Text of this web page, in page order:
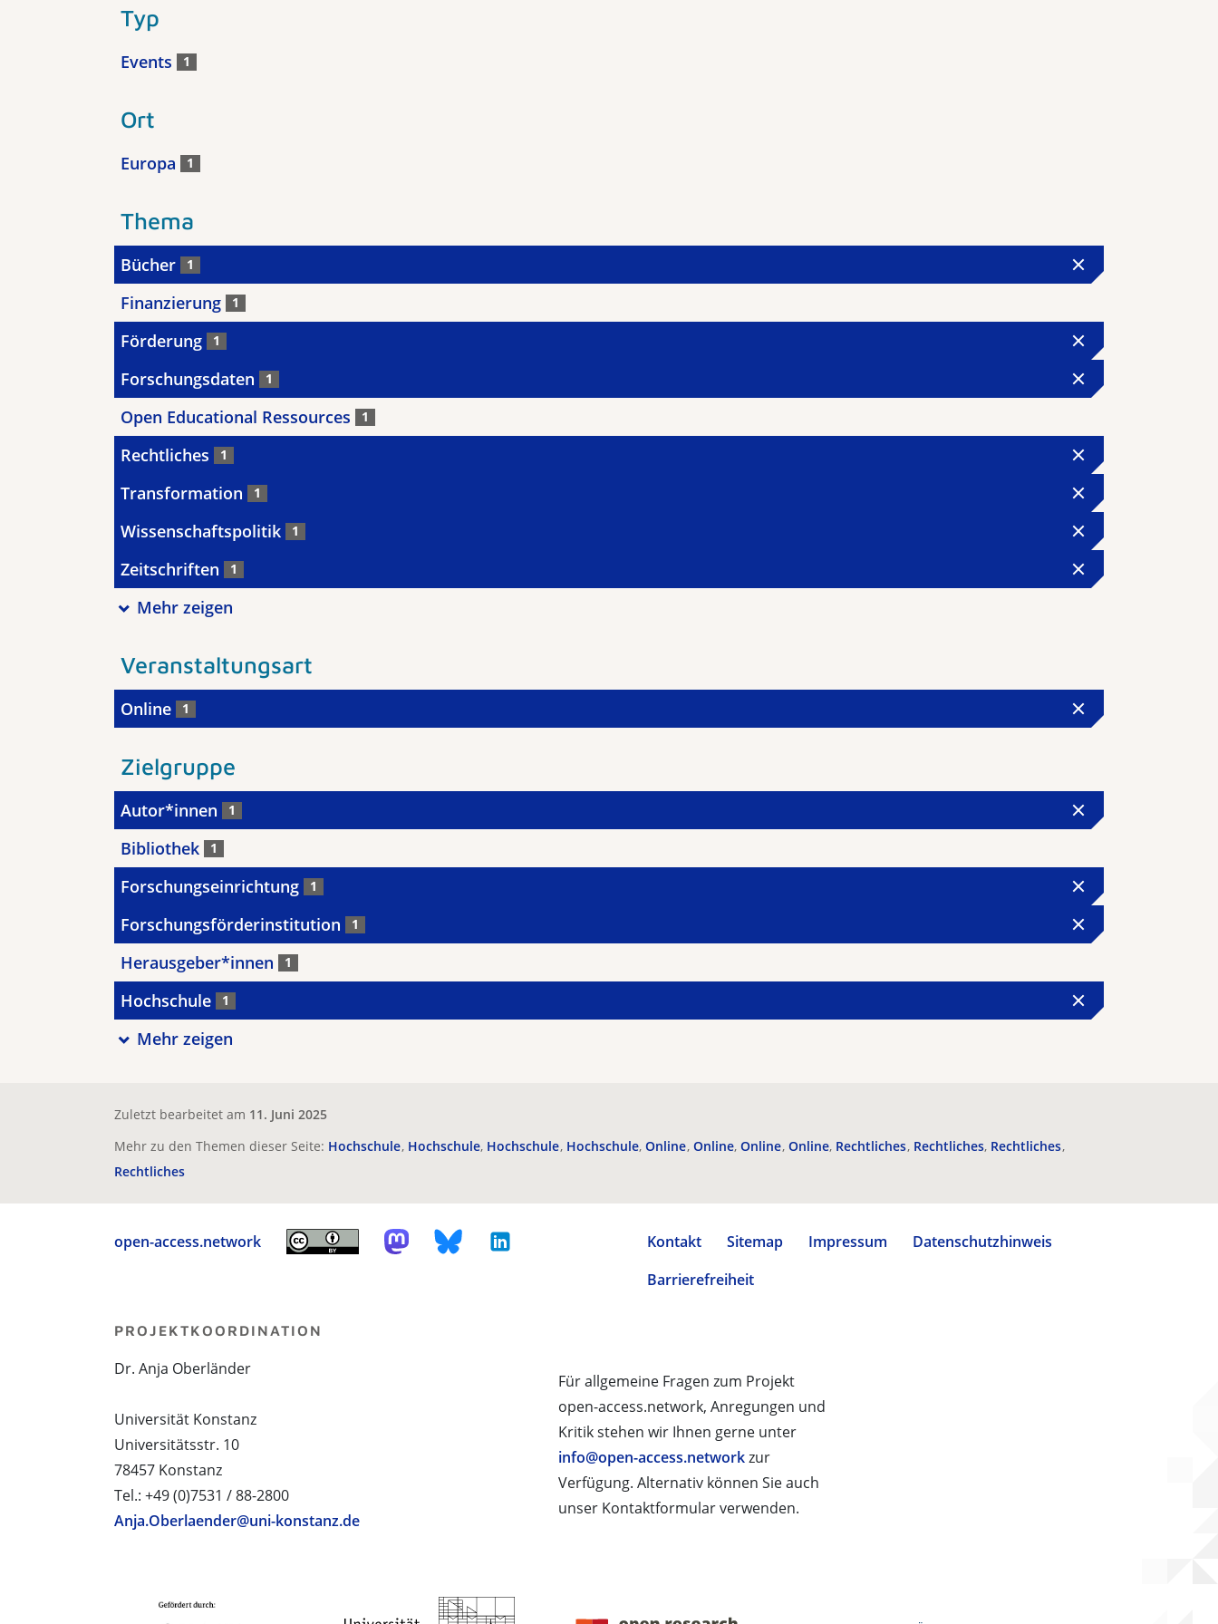
Typ
Events 1
Ort
Europa 1
Thema
Bücher 1
Finanzierung 1
Förderung 1
Forschungsdaten 1
Open Educational Ressources 1
Rechtliches 1
Transformation 1
Wissenschaftspolitik 1
Zeitschriften 1
Mehr zeigen
Veranstaltungsart
Online 1
Zielgruppe
Autor*innen 1
Bibliothek 1
Forschungseinrichtung 1
Forschungsförderinstitution 1
Herausgeber*innen 1
Hochschule 1
Mehr zeigen
Zuletzt bearbeitet am 11. Juni 2025
Mehr zu den Themen dieser Seite: Hochschule Hochschule Hochschule Hochschule Online Online Online Online Rechtliches Rechtliches Rechtliches
Rechtliches
open-access.network Kontakt Sitemap Impressum
Datenschutzhinweis
Barrierefreiheit
Für allgemeine Fragen zum Projekt
open-access.network, Anregungen und
Kritik stehen wir Ihnen gerne unter
info@open-access.networkzur
Verfügung. Alternativ können Sie auch
unser Kontaktformular verwenden.
PROJEKTKOORDINATION
Dr. Anja Oberländer
Universität Konstanz
Universitätsstr. 10
78457 Konstanz
Tel.: +49 (0)7531 / 88-2800
Anja.Oberlaender@uni-konstanz.de